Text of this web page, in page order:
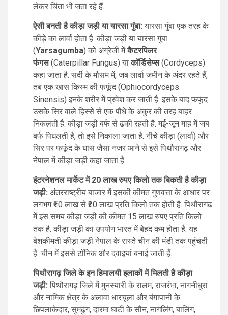
लेकर चिंता भी जता रहे हैं.
ऐसी बनती है कीड़ा जड़ी या यारसा गुंबा: यारसा गुंबा एक तरह के
कीड़े का लार्वा होता है. कीड़ा जड़ी या यारसा गुंबा
(Yarsagumba) को अंग्रेजी मेंकैटरपिलर
फंगस(Caterpillar Fungus) याकॉर्डिसेप्स(Cordyceps)
कहा जाता है. सर्दी के मौसम में, जब लार्वा जमीन के अंदर रहते हैं,
तब एक खास किस्म की फफूंद (Ophiocordyceps
Sinensis) इनके शरीर में प्रवेश कर जाती है. इसके बाद फफूंद
उसके सिर वाले हिस्से से एक पौधे के अंकुर की तरह बाहर
निकलती है. कीड़ा जड़ी बर्फ से ढकी रहती है. मई-जून माह में जब
बर्फ पिघलती है, तो इसे निकाला जाता है. नीचे कीड़ा (लार्वा) और
सिर पर फफूंद के घास जैसा नजर आने से इसे पिथौरागढ़ और
नेपाल में कीड़ा जड़ी कहा जाता है.
इंटरनेशनल मार्केट में 20 लाख रुपए किलो तक बिकती है कीड़ा
जड़ी: अंतरराष्ट्रीय बाजार में इसकी कीमत गुणवत्ता के आधार पर
लगभग ₹10 लाख से ₹20 लाख प्रति किलो तक होती है. पिथौरागढ़
में इस समय कीड़ा जड़ी की कीमत 15 लाख रुपए प्रति किलो
तक है. कीड़ा जड़ी का उपयोग भारत में बेहद कम होता है. यह
बेशकीमती कीड़ा जड़ी नेपाल के रास्ते चीन की मंडी तक पहुंचती
है. चीन में इससे टॉनिक और दवाइयां बनाई जाती हैं.
पिथौरागढ़ जिले के इन हिमालयी इलाकों में मिलती है कीड़ा
जड़ी: पिथौरागढ़ जिले में मुनस्यारी के रालम, राजरंभा, नागनीधुरा
और नामिक क्षेत्र के अलावा धारचूला और बंगापानी के
छिपलाकेदार, सुमढुंग, दारमा घाटी के सौन, नागलिंग, बालिंग,